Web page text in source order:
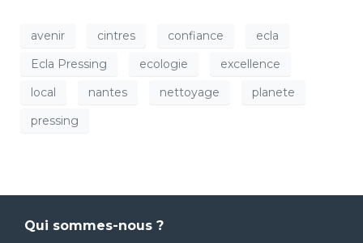
avenir cintres confiance
ecla
Ecla Pressing
ecologie
excellence
local
nantes nettoyage
planete
pressing
Qui sommes-nous ?